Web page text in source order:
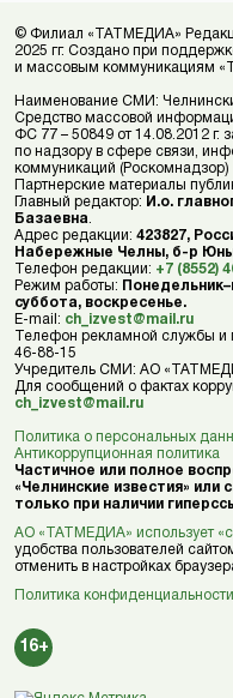
© Филиал «ТАТМЕДИА»
2025 гг. Создано при
и массовым коммуникациям
Наименование СМИ:
Средство массовой
ФС 77 – 50849 от 14.08.2012 г.
по надзору в сфере связи,
коммуникаций (Роскомнадзор)
Партнерские материалы
Главный редактор: И.о.
Базаевна.
Адрес редакции: 423827,
Набережные Челны, б-р
Телефон редакции: +7 (8552)
Режим работы:
суббота, воскресенье.
E-mail: ch_izvest@mail.ru
Телефон рекламной службы и
46-88-15
Учредитель СМИ: АО
Для сообщений о фактах
ch_izvest@mail.ru
Политика о персональных
Антикоррупционная политика
Частичное или полное
«Челнинские известия» или
только при наличии
АО «ТАТМЕДИА» использует
удобства пользователей
отменить в настройках
Политика конфиденциальности
16+